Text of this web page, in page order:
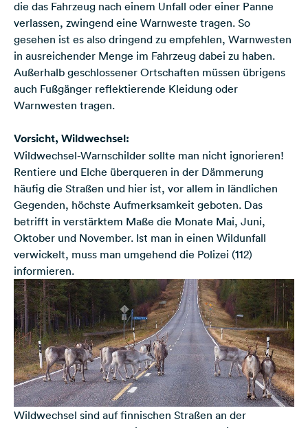
die das Fahrzeug nach einem Unfall oder einer Panne
verlassen, zwingend eine Warnweste tragen. So
gesehen ist es also dringend zu empfehlen, Warnwesten
in ausreichender Menge im Fahrzeug dabei zu haben.
Außerhalb geschlossener Ortschaften müssen übrigens
auch Fußgänger reflektierende Kleidung oder
Warnwesten tragen.
Vorsicht, Wildwechsel:
Wildwechsel-Warnschilder sollte man nicht ignorieren!
Rentiere und Elche überqueren in der Dämmerung
häufig die Straßen und hier ist, vor allem in ländlichen
Gegenden, höchste Aufmerksamkeit geboten. Das
betrifft in verstärktem Maße die Monate Mai, Juni,
Oktober und November. Ist man in einen Wildunfall
verwickelt, muss man umgehend die Polizei (112)
informieren.
Wildwechsel sind auf finnischen Straßen an der